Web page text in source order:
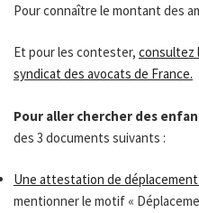
Pour connaître le montant des
Et pour les contester, consultez
syndicat des avocats de France.
Pour aller chercher des
des 3 documents suivants :
Une attestation de
mentionner le motif «